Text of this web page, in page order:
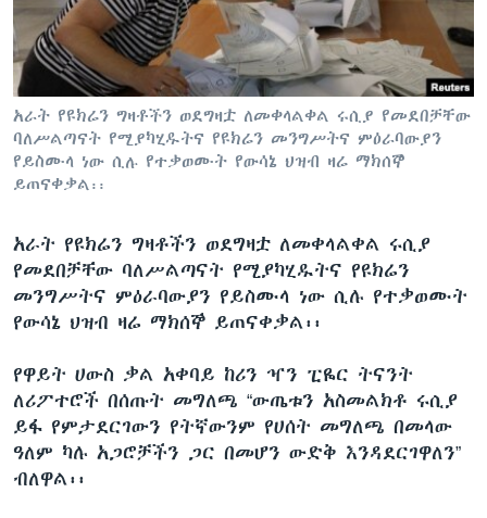
ቋንቋዎች
አራት የዩክሬን ግዛቶችን ወደግዛቷ ለመቀላልቀል ሩሲያ የመደበቻቸው
ባለሥልጣናት የሚያካሂዱትና የዩክሬን መንግሥትና ምዕራባውያን
የይስሙላ ነው ሲሉ የተቃወሙት የውሳኔ ህዝብ ዛሬ ማክሰኞ
ይጠናቀቃል፡፡
አራት የዩክሬን ግዛቶችን ወደግዛቷ ለመቀላልቀል ሩሲያ
የመደበቻቸው ባለሥልጣናት የሚያካሂዱትና የዩክሬን
መንግሥትና ምዕራባውያን የይስሙላ ነው ሲሉ የተቃወሙት
የውሳኔ ህዝብ ዛሬ ማክሰኞ ይጠናቀቃል፡፡
የዋይት ሀውስ ቃል አቀባይ ከሪን ዣን ፒዬር ትናንት
ለሪፖተሮች በሰጡት መግለጫ “ውጤቱን አስመልክቶ ሩሲያ
ይፋ የምታደርገውን የትኛውንም የሀሰት መግለጫ በመላው
ዓለም ካሉ አጋሮቻችን ጋር በመሆን ውድቅ እንዳደርገዋለን”
ብለዋል፡፡